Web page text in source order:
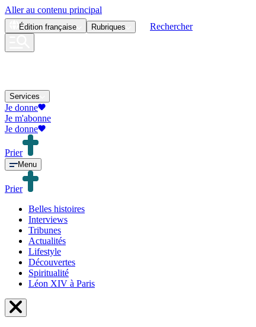
Aller au contenu principal
Édition française Rubriques Rechercher
Services
Je donne
Je m'abonne
Je donne
Prier
Menu
Prier
Belles histoires
Interviews
Tribunes
Actualités
Lifestyle
Découvertes
Spiritualité
Léon XIV à Paris